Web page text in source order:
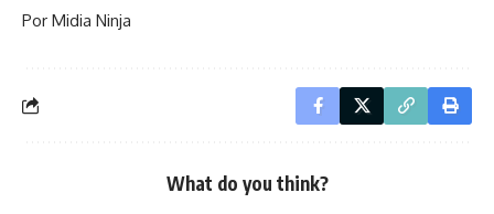
Por Midia Ninja
What do you think?